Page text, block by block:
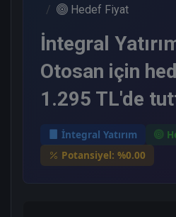
Hedef Fiyat
İntegral
Otosan için
1.295 TL'de
İntegral Yatırım
Potansiyel: %0.00